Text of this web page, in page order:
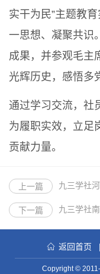
实干为民”主题教
一思想、凝聚共识
成果，并参观毛主
光辉历史，感悟多
通过学习交流，社
为履职实效，立足
贡献力量。
上一篇
下一篇
返回首页 |
Copyright ©